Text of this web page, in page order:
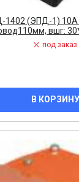
(ЭПД-1) 10А
вшг:
под заказ
В КОРЗИНУ